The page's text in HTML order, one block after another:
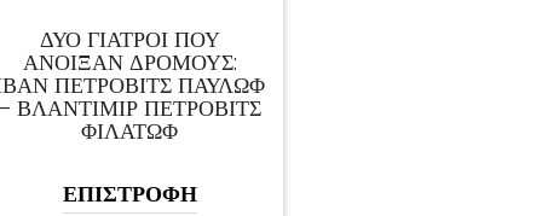
ΔΥΟ ΓΙΑΤΡΟΙ ΠΟΥ
ΑΝΟΙΞΑΝ ΔΡΟΜΟΥΣ:
ΠΈΤΡΟΒΙΤΣ ΠΑΥΛΏΦ
ΒΛΑΝΤΙΜΊΡ ΠΈΤΡΟΒΙΤΣ
ΦΙΛΆΤΩΦ
ΕΠΙΣΤΡΟΦΗ